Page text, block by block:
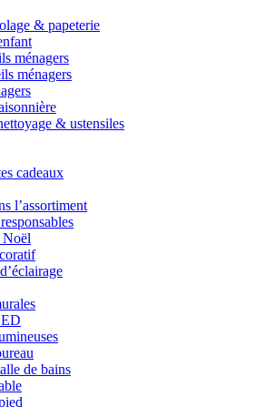
& papeterie
ménagers
ménagers
& ustensiles
cadeaux
l’assortiment
Noël
de bains